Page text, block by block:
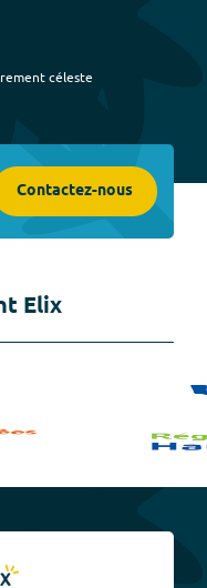
céleste
Contactez-nous
Elix